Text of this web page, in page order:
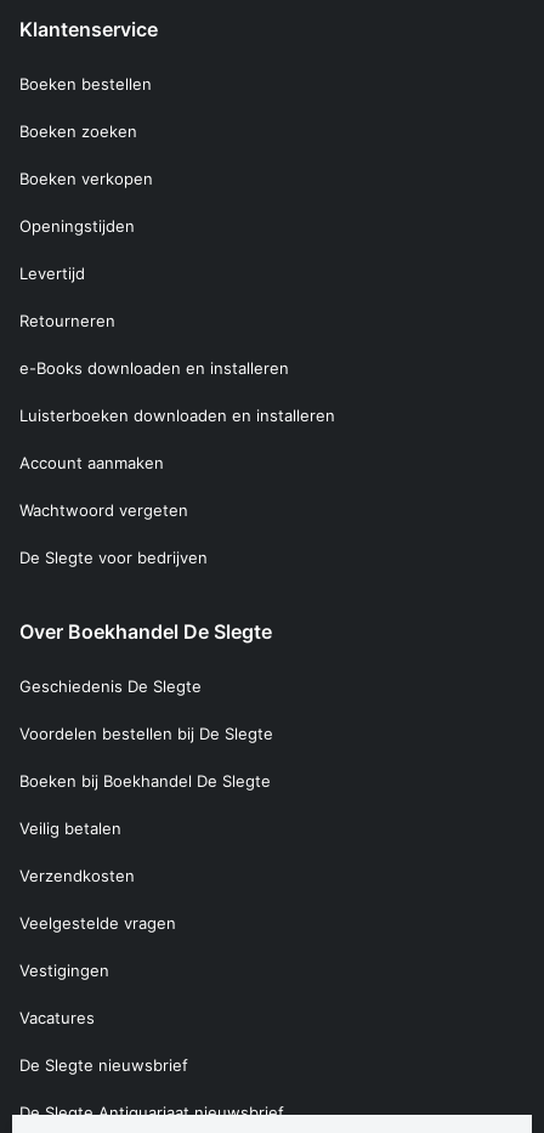
Klantenservice
Boeken bestellen
Boeken zoeken
Boeken verkopen
Openingstijden
Levertijd
Retourneren
e-Books downloaden en installeren
Luisterboeken downloaden en installeren
Account aanmaken
Wachtwoord vergeten
De Slegte voor bedrijven
Over Boekhandel De Slegte
Geschiedenis De Slegte
Voordelen bestellen bij De Slegte
Boeken bij Boekhandel De Slegte
Veilig betalen
Verzendkosten
Veelgestelde vragen
Vestigingen
Vacatures
De Slegte nieuwsbrief
De Slegte Antiquariaat nieuwsbrief